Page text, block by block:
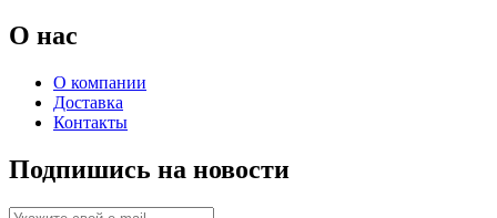
О нас
О компании
Доставка
Контакты
Подпишись на новости